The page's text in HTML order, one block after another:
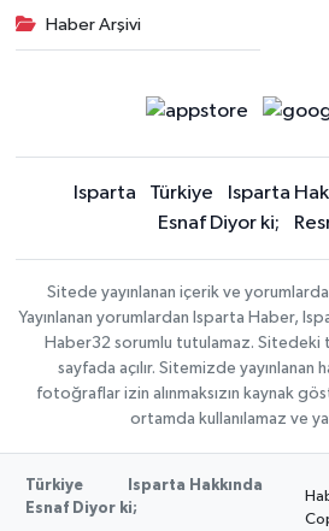
Haber Arşivi
Isparta Türkiye Isparta
Esnaf Diyor ki;
Sitede yayınlanan içerik ve
Yayınlanan yorumlardan Isparta Haber,
Haber32 sorumlu tutulamaz. Sitedeki
sayfada açılır. Sitemizde yayınlanan
fotoğraflar izin alınmaksızın kaynak
ortamda kullanılamaz ve
Türkiye
Isparta Hakkında
Esnaf Diyor ki;